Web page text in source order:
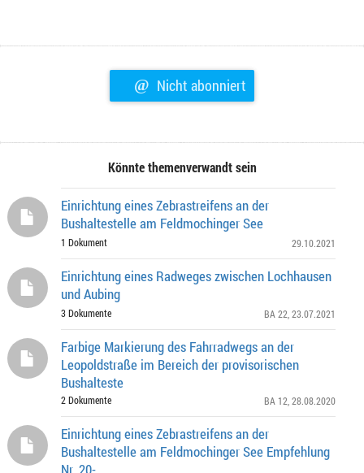
@ Nicht abonniert
Könnte themenverwandt sein
Einrichtung eines Zebrastreifens an der
Bushaltestelle am Feldmochinger See
1 Dokument 29.10.2021
Einrichtung eines Radweges zwischen Lochhausen
und Aubing
3 Dokumente BA 22 , 23.07.2021
Farbige Markierung des Fahrradwegs an der
Leopoldstraße im Bereich der provisorischen
Bushalteste
2 Dokumente BA 12 , 28.08.2020
Einrichtung eines Zebrastreifens an der
Bushaltestelle am Feldmochinger See Empfehlung